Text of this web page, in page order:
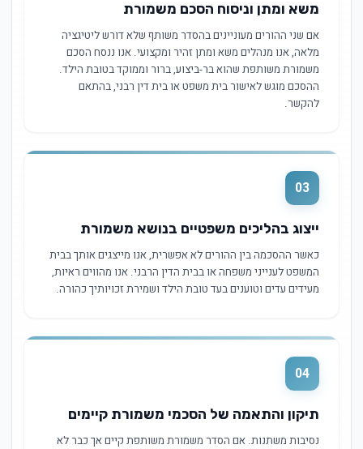
משא ומתן וניסוח הסכם משמורת
אם שני ההורים מעוניינים בהסדר משותף שלא דורש ליטיגציה
מלאה, אנו מנהלים משא ומתן זהיר ומקצועי. אנו ננסח הסכם
משמורת משותפת שהוא בר-ביצוע, ברור וממוקד בטובת הילד.
ההסכם מוגש לאישור בית משפט או בית דין רבני, בהתאם
להקשר.
03
ייצוג בהליכים משפטיים בנושא משמורת
כאשר ההסכמה בין ההורים לא אפשרית, אנו מייצגים אותך בבית
המשפט לענייני משפחה או בבית הדין הרבני. אנו מהווים ראיות,
מעידים עדים וטוענים בעד טובת הילד ושמירת זכויותיך כהורה.
04
תיקון והתאמה של הסכמי משמורת קיימים
נסיבות משתנות. אם הסדר משמורת משותפת קיים אך כבר לא